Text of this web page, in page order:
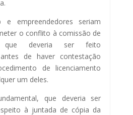
e empreendedores seriam
o conflito à comissão de
que deveria ser feito
de haver contestação
de licenciamento
um deles.
que deveria ser
à juntada de cópia da